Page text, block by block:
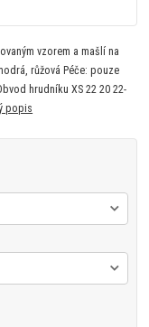
vzorem a mašlí na
růžová Péče: pouze
hrudníku XS 22 20 22-
popis